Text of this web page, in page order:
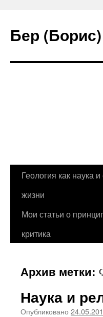
Бер
Перейти
содержимому
Геология как наука
жизни
Мои статьи о
критика
Архив метки:
Наука и
Опубликовано